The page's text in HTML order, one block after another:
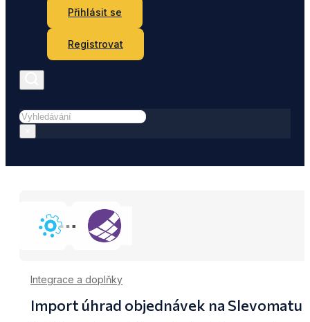
Přihlásit se
Registrovat
Hledat
Integrace a doplňky
Import úhrad objednávek na Slevomatu